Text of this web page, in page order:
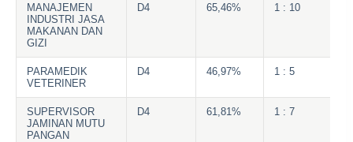
MANAJEMEN
INDUSTRI JASA
MAKANAN DAN
GIZI
D4 65,46% 1 : 10
PARAMEDIK
VETERINER
D4 46,97% 1 : 5
SUPERVISOR
JAMINAN MUTU
PANGAN
D4 61,81% 1 : 7